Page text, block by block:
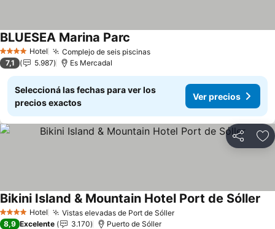
4 EstrellasHotel Complejo de seis piscinasVer precios
BLUESEA Marina Parc
7,1 5.987 Es Mercadal
Seleccioná las fechas para ver los
precios exactos
Ver precios
Compartir
4 EstrellasHotel Vistas elevadas de Port de SóllerVer precios
Bikini Island & Mountain Hotel Port de Sóller
8,9 Excelente 3.170 Puerto de Sóller